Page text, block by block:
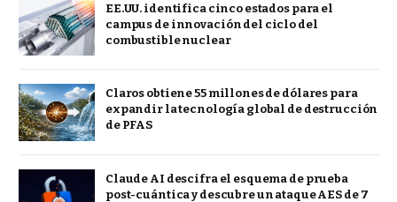
EE.UU. identifica cinco estados para el
campus de innovación del ciclo del
combustible nuclear
Claros obtiene 55 millones de dólares para
expandir la tecnología global de destrucción
de PFAS
Claude AI descifra el esquema de prueba
post-cuántica y descubre un ataque AES de 7